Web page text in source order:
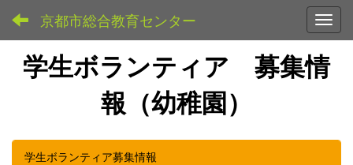
京都市総合教育センター
学生ボランティア 募集情
報（幼稚園）
学生ボランティア募集情報